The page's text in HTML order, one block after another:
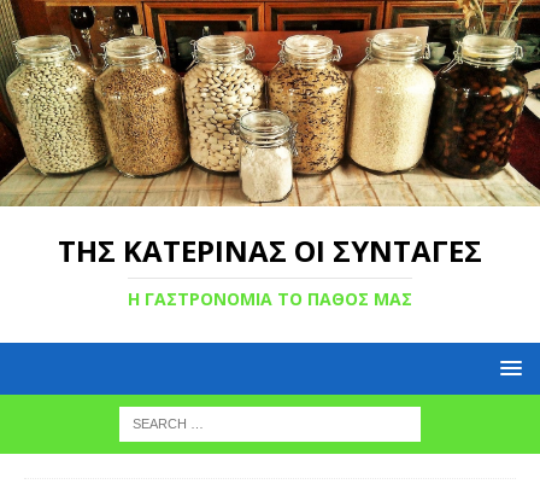
ΤΗΣ ΚΑΤΕΡΙΝΑΣ ΟΙ ΣΥΝΤΑΓΕΣ
Η ΓΑΣΤΡΟΝΟΜΙΑ ΤΟ ΠΑΘΟΣ ΜΑΣ